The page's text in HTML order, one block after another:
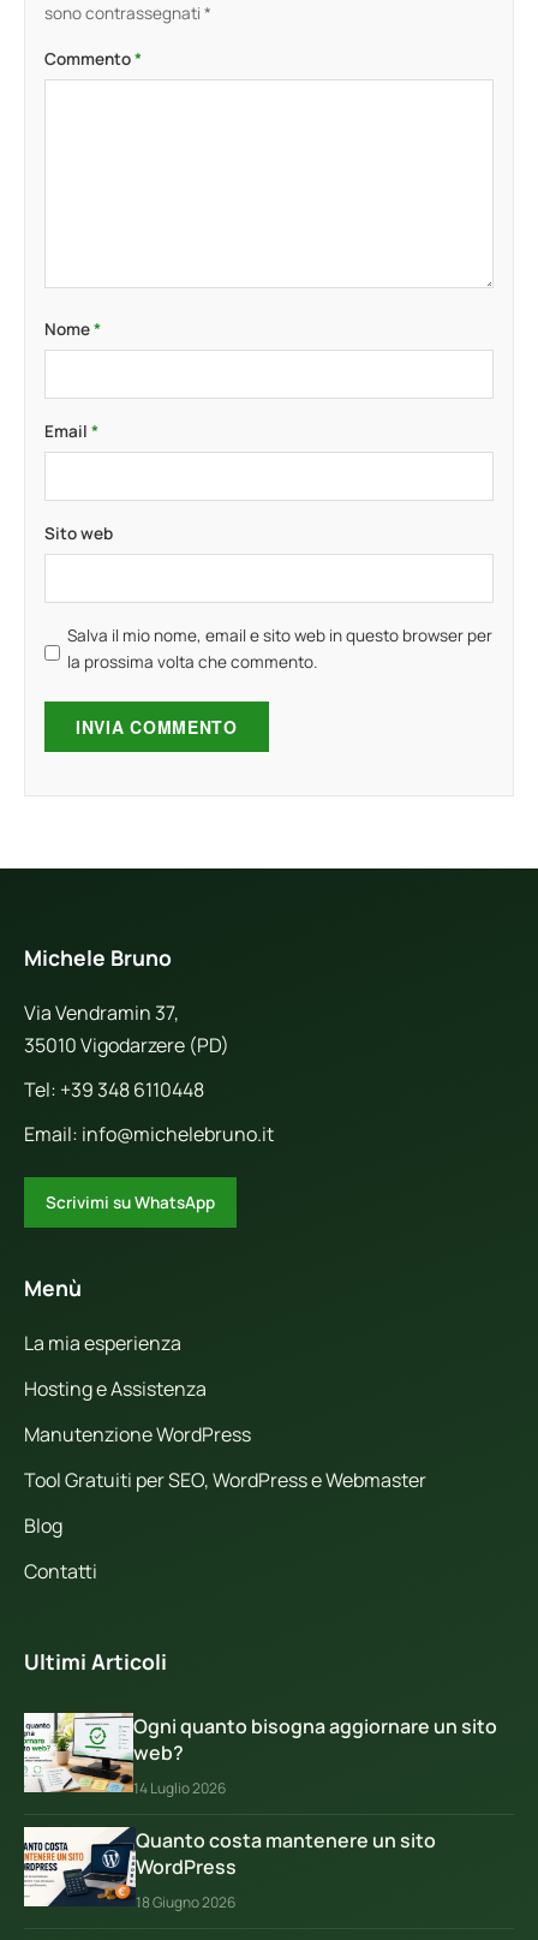
sono contrassegnati *
Commento*
Nome*
Email *
Sito web
Salva il mio nome, email e sito web in questo browser per
la prossima volta che commento.
Michele Bruno
Via Vendramin 37,
35010 Vigodarzere (PD)
Tel: +39 348 6110448
Email: info@michelebruno.it
Scrivimi su WhatsApp
Menù
La mia esperienza
Hosting e Assistenza
Manutenzione WordPress
Tool Gratuiti per SEO, WordPress e Webmaster
Blog
Contatti
Ultimi Articoli
Ogni quanto bisogna aggiornare un sito
web?
14 Luglio 2026
Quanto costa mantenere un sito
WordPress
18 Giugno 2026